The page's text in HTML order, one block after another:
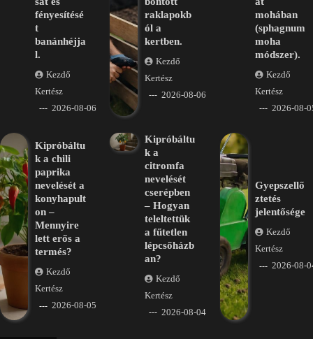
fényesítésé
t
banánhéjja
l.
Kezdő
Kertész
2026-08-06
raklapokb
ól a
kertben.
Kezdő
Kertész
2026-08-06
mohában
(sphagnum
moha
módszer).
Kezdő
Kertész
2026-08-
Kipróbáltu
k a chili
paprika
nevelését a
konyhapult
on –
Mennyire
lett erős a
termés?
Kezdő
Kertész
2026-08-05
Kipróbáltu
k a
citromfa
nevelését
cserépben
– Hogyan
teleltettük
a fűtetlen
lépcsőházb
an?
Kezdő
Kertész
2026-08-04
Gyepszellő
ztetés
jelentősége
Kezdő
Kertész
2026-08-